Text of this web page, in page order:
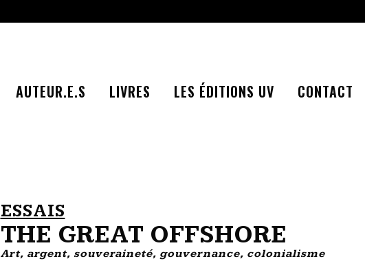
AUTEUR.E.S LIVRES LES ÉDITIONS UV CONTACT
ESSAIS
THE GREAT OFFSHORE
Art, argent, souveraineté, gouvernance, colonialisme